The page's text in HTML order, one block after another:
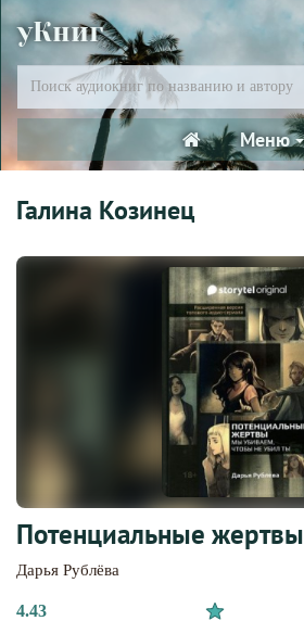
уКниг
Меню
Галина Козинец
Потенциальные жертвы
Дарья Рублёва
4.43